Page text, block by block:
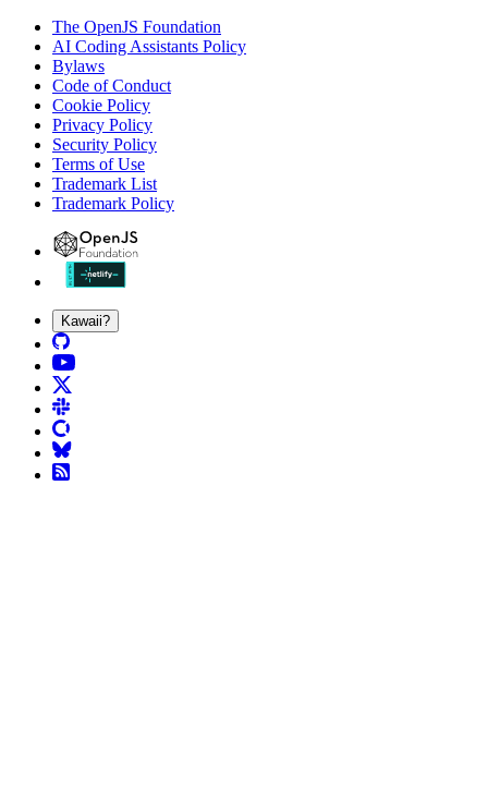
The OpenJS Foundation
AI Coding Assistants Policy
Bylaws
Code of Conduct
Cookie Policy
Privacy Policy
Security Policy
Terms of Use
Trademark List
Trademark Policy
Kawaii?